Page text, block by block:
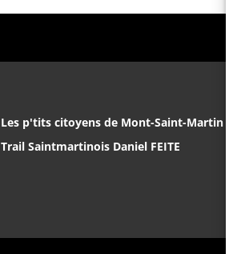
Les p'tits citoyens de Mont-Saint-Martin
Trail Saintmartinois Daniel FEITE